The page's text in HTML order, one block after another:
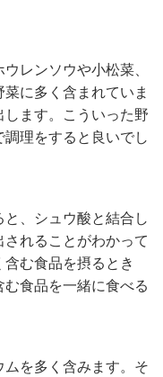
レンソウや小松菜、
に多く含まれていま
ます。こういった野
理をすると良いでし
、シュウ酸と結合し
れることがわかって
む食品を摂るとき
食品を一緒に食べる
を多く含みます。そ